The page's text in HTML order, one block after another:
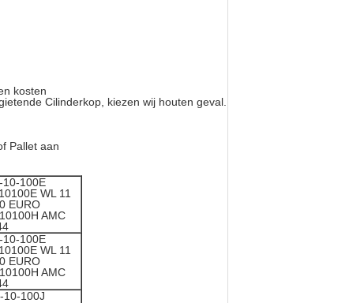
kosten
Cilinderkop, kiezen wij houten geval.
Pallet aan
10-100E
WL 11
EURO
AMC
10-100E
WL 11
EURO
AMC
10-100J